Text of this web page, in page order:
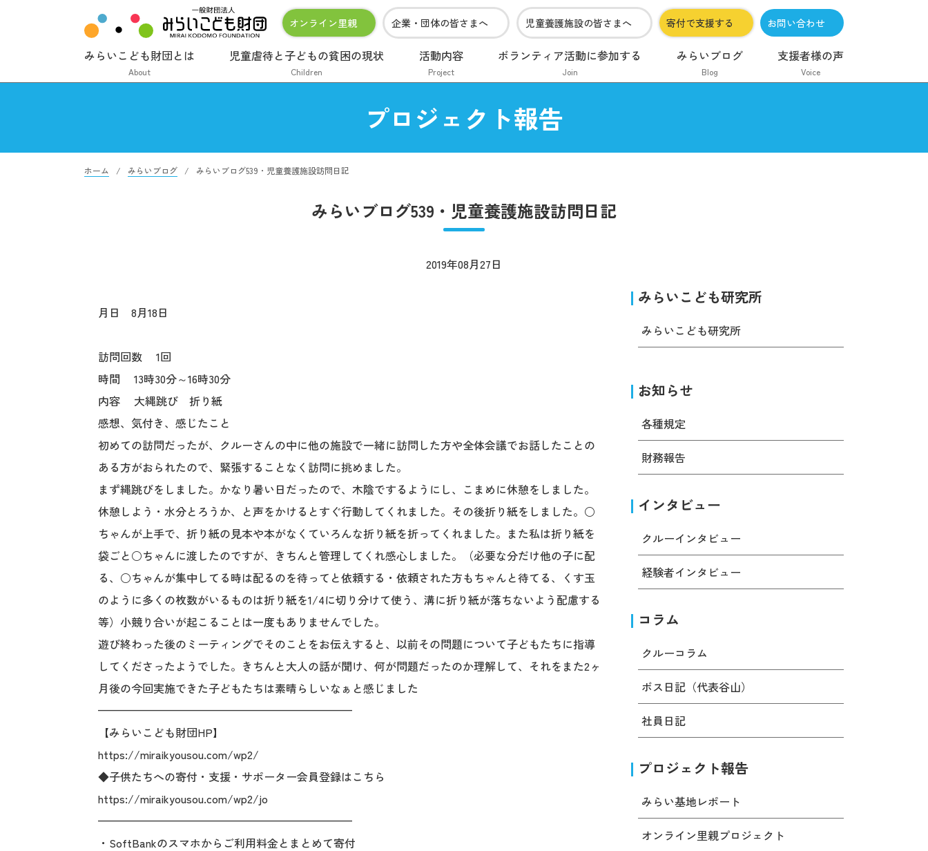
オンライン里親 企業・団体の皆さまへ 児童養護施設の皆さまへ 寄付で支援する お問い合わせ
みらいこども財団とは
About
児童虐待と子どもの貧困の現状
Children
活動内容
Project
ボランティア活動に参加する
Join
みらいブログ
Blog
支援者様の声
Voice
プロジェクト報告
ホーム みらいブログ みらいブログ539・児童養護施設訪問日記
みらいブログ539・児童養護施設訪問日記
2019年08月27日
月日 8月18日
訪問回数 1回
時間 13時30分～16時30分
内容 大縄跳び 折り紙
感想、気付き、感じたこと
初めての訪問だったが、クルーさんの中に他の施設で一緒に訪問した方や全体会議でお話したことの
ある方がおられたので、緊張することなく訪問に挑めました。
まず縄跳びをしました。かなり暑い日だったので、木陰でするようにし、こまめに休憩をしました。
休憩しよう・水分とろうか、と声をかけるとすぐ行動してくれました。その後折り紙をしました。○
ちゃんが上手で、折り紙の見本や本がなくていろんな折り紙を折ってくれました。また私は折り紙を
袋ごと○ちゃんに渡したのですが、きちんと管理してくれ感心しました。（必要な分だけ他の子に配
る、○ちゃんが集中してる時は配るのを待ってと依頼する・依頼された方もちゃんと待てる、くす玉
のように多くの枚数がいるものは折り紙を1/4に切り分けて使う、溝に折り紙が落ちないよう配慮する
等）小競り合いが起こることは一度もありませんでした。
遊び終わった後のミーティングでそのことをお伝えすると、以前その問題について子どもたちに指導
してくださったようでした。きちんと大人の話が聞け、何が問題だったのか理解して、それをまた2ヶ
月後の今回実施できた子どもたちは素晴らしいなぁと感じました
———————————————————————
【みらいこども財団HP】
https://miraikyousou.com/wp2/
◆子供たちへの寄付・支援・サポーター会員登録はこちら
https://miraikyousou.com/wp2/jo
———————————————————————
・SoftBankのスマホからご利用料金とまとめて寄付
みらいこども研究所
みらいこども研究所
お知らせ
各種規定
財務報告
インタビュー
クルーインタビュー
経験者インタビュー
コラム
クルーコラム
ボス日記（代表谷山）
社員日記
プロジェクト報告
みらい基地レポート
オンライン里親プロジェクト